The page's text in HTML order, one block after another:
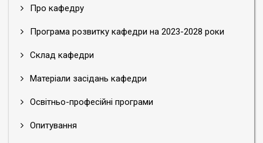
Про кафедру
Програма розвитку кафедри на 2023-2028 роки
Склад кафедри
Матеріали засідань кафедри
Освітньо-професійні програми
Опитування